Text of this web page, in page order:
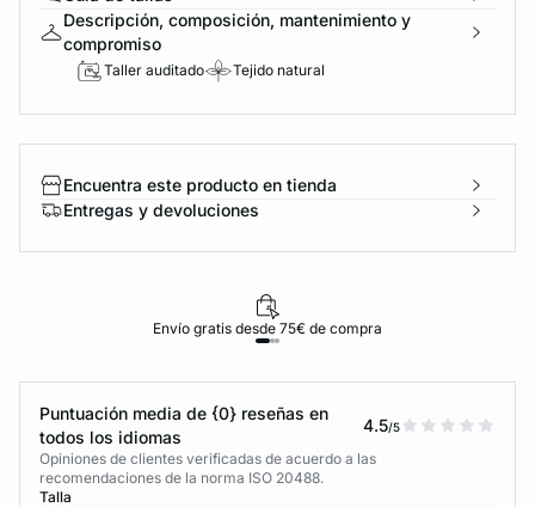
Descripción, composición, mantenimiento y
compromiso
Taller auditado Tejido natural
Encuentra este producto en tienda
Entregas y devoluciones
Envío gratis desde 75€ de compra
Puntuación media de {0} reseñas en
todos los idiomas
4.5/5
Opiniones de clientes verificadas de acuerdo a las
recomendaciones de la norma ISO 20488.
Talla